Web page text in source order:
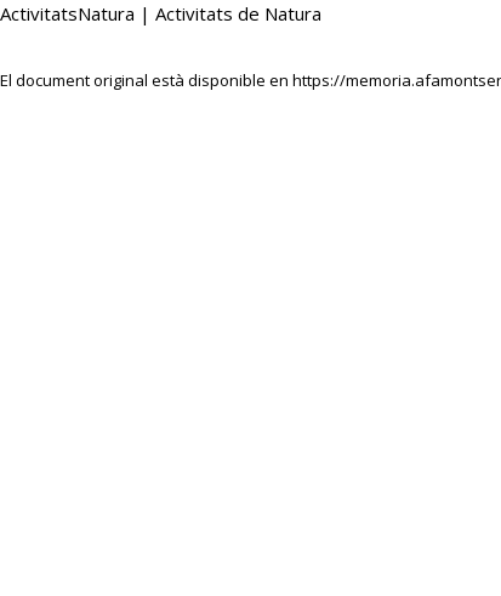
ActivitatsNatura | Activitats de Natura
El document original està disponible en https://